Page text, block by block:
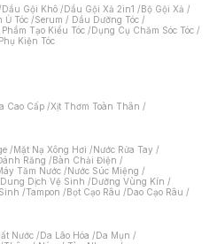
/Dầu Gội Khô /Dầu Gội Xả 2in1 /Bộ Gội Xả /
Ủ Tóc /Serum / Dầu Dưỡng Tóc /
Tạo Kiểu Tóc /Dụng Cụ Chăm Sóc Tóc /
Phụ Kiện Tóc
Cao Cấp /Xịt Thơm Toàn Thân /
/Mặt Nạ Xông Hơi /Nước Rửa Tay /
Răng /Bàn Chải Điện /
Tăm Nước /Nước Súc Miệng /
Dung Dịch Vệ Sinh /Dưỡng Vùng Kín /
/Tampon /Bọt Cạo Râu /Dao Cạo Râu /
Nước /Da Lão Hóa /Da Mụn /